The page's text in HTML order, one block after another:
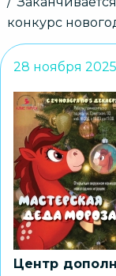
конкурс
28 ноября 2025
Центр